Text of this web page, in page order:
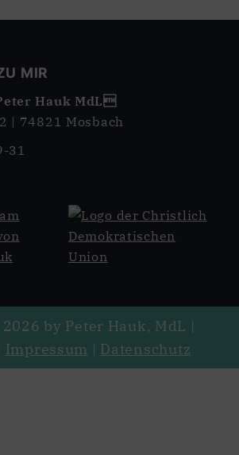
MIR
Hauk MdL
| 74821 Mosbach
31
by Peter Hauk, MdL |
Impressum | Datenschutz